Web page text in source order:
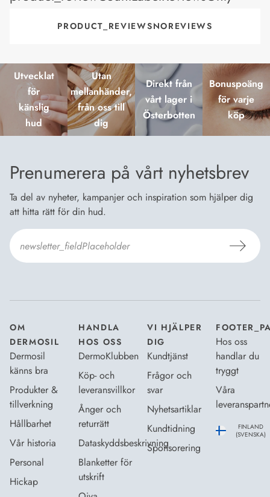
PRODUCT_REVIEWSNOREVIEWS
Utvecklat
för
känslig
hud
Utan
mellanhänder,
från oss till
dig
Direkt från
vårt lager i
Österbotten
Bonuspoäng
för varje
köp
Prenumerera på vårt nyhetsbrev
Ta del av nyheter, kampanjer och inspiration som hjälper dig
att hitta rätt för din hud.
OM
DERMOSIL
Dermosil
känns bra
Produkter &
tillverkning
Hållbarhet
Vår historia
Personal
Hickap
HANDLA
HOS OSS
DermoKlubben
Köp- och
leveransvillkor
Ånger och
returrätt
Dataskyddsbeskrivning
Blanketter för
utskrift
VI HJÄLPER
DIG
Kundtjänst
Frågor och
svar
Nyhetsartiklar
Kundtidning
Sponsorering
Hos oss
handlar du
tryggt
Våra
FINLAND
(SVENSKA)